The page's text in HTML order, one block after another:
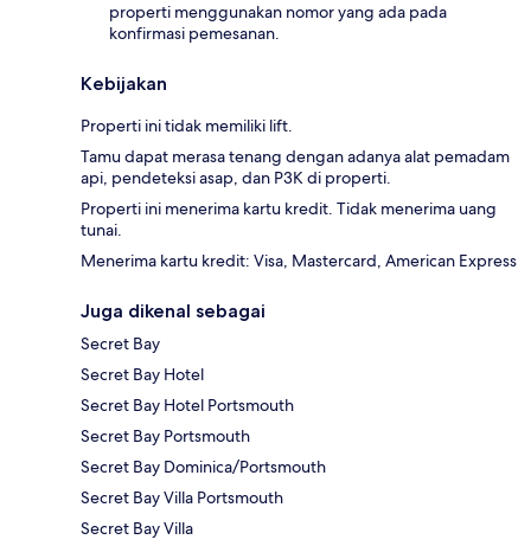
properti menggunakan nomor yang ada pada
konfirmasi pemesanan.
Kebijakan
Properti ini tidak memiliki lift.
Tamu dapat merasa tenang dengan adanya alat pemadam
api, pendeteksi asap, dan P3K di properti.
Properti ini menerima kartu kredit. Tidak menerima uang
tunai.
Menerima kartu kredit: Visa, Mastercard, American Express
Juga dikenal sebagai
Secret Bay
Secret Bay Hotel
Secret Bay Hotel Portsmouth
Secret Bay Portsmouth
Secret Bay Dominica/Portsmouth
Secret Bay Villa Portsmouth
Secret Bay Villa